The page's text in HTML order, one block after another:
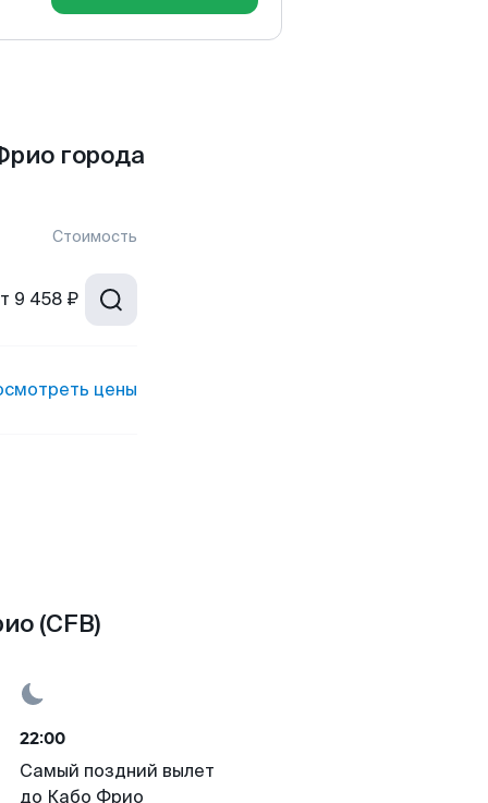
города
Стоимость
9 458 ₽
цены
(CFB)
22:00
Самый поздний вылет
до Кабо Фрио